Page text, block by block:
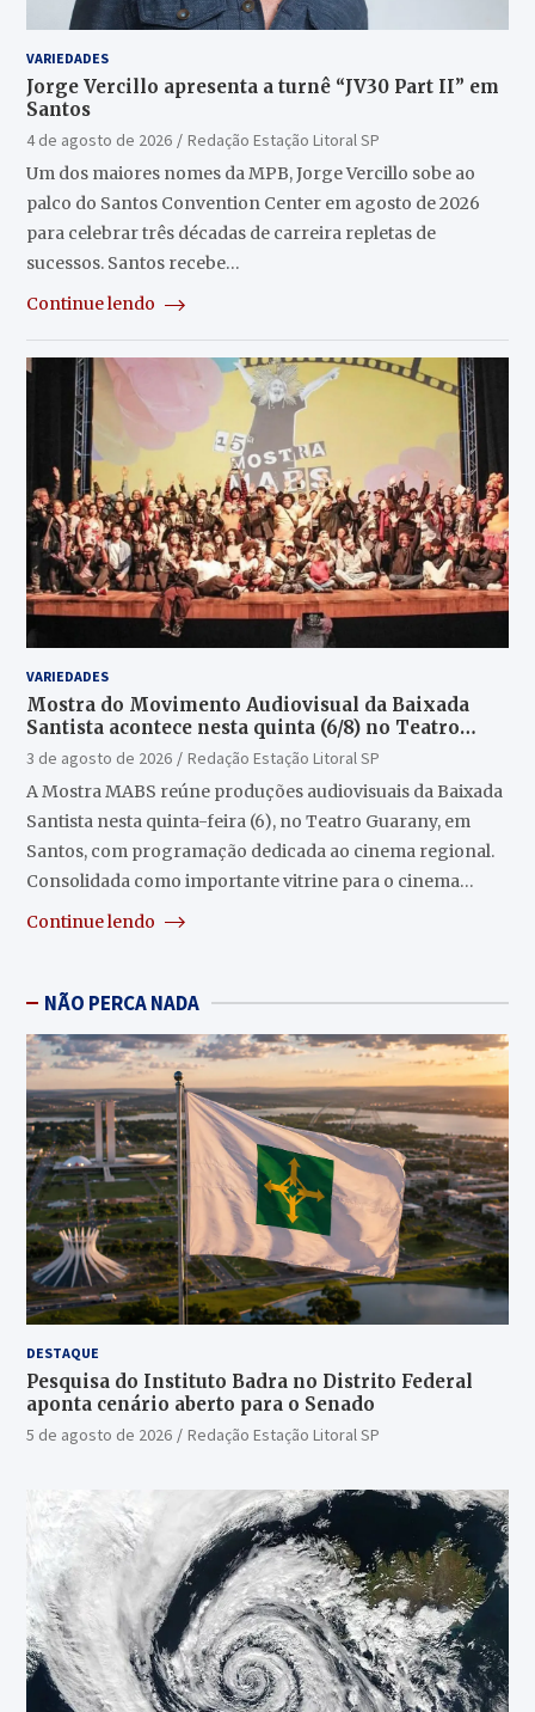
VARIEDADES
Jorge Vercillo apresenta a turnê “JV30 Part II” em
Santos
4 de agosto de 2026
Redação Estação Litoral SP
Um dos maiores nomes da MPB, Jorge Vercillo sobe ao
palco do Santos Convention Center em agosto de 2026
para celebrar três décadas de carreira repletas de
sucessos. Santos recebe…
Continue lendo
VARIEDADES
Mostra do Movimento Audiovisual da Baixada
Santista acontece nesta quinta (6/8) no Teatro
Guarany
3 de agosto de 2026
Redação Estação Litoral SP
A Mostra MABS reúne produções audiovisuais da Baixada
Santista nesta quinta-feira (6), no Teatro Guarany, em
Santos, com programação dedicada ao cinema regional.
Consolidada como importante vitrine para o cinema…
Continue lendo
NÃO PERCA NADA
DESTAQUE
Pesquisa do Instituto Badra no Distrito Federal
aponta cenário aberto para o Senado
5 de agosto de 2026 Redação Estação Litoral SP